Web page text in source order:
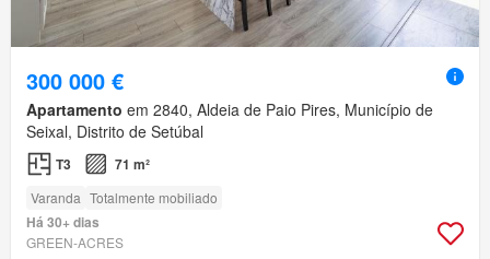
300 000 €
Apartamento em 2840, Aldeia de Paio Pires, Município de
Seixal, Distrito de Setúbal
T3 71 m²
Varanda Totalmente mobiliado
Há 30+ dias
GREEN-ACRES